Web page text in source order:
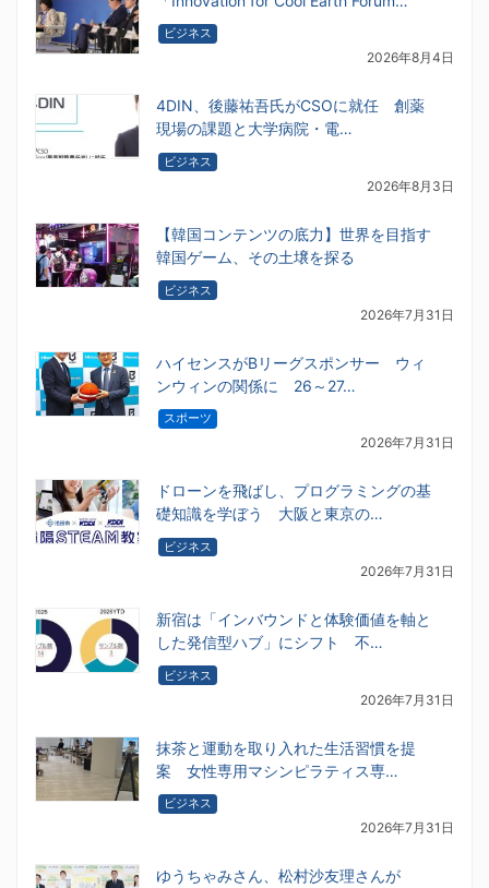
ビジネス
2026年8月4日
4DIN、後藤祐吾氏がCSOに就任 創薬
現場の課題と大学病院・電…
ビジネス
2026年8月3日
【韓国コンテンツの底力】世界を目指す
韓国ゲーム、その土壌を探る
ビジネス
2026年7月31日
ハイセンスがBリーグスポンサー ウィ
ンウィンの関係に 26～27…
スポーツ
2026年7月31日
ドローンを飛ばし、プログラミングの基
礎知識を学ぼう 大阪と東京の…
ビジネス
2026年7月31日
新宿は「インバウンドと体験価値を軸と
した発信型ハブ」にシフト 不…
ビジネス
2026年7月31日
抹茶と運動を取り入れた生活習慣を提
案 女性専用マシンピラティス専…
ビジネス
2026年7月31日
ゆうちゃみさん、松村沙友理さんが